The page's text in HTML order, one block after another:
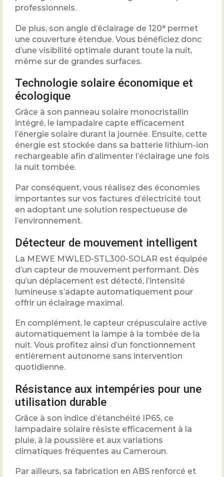
professionnels.
De plus, son angle d’éclairage de 120° permet
une couverture étendue. Vous bénéficiez donc
d’une visibilité optimale durant toute la nuit,
même sur de grandes surfaces.
Technologie solaire économique et
écologique
Grâce à son panneau solaire monocristallin
intégré, le lampadaire capte efficacement
l’énergie solaire durant la journée. Ensuite, cette
énergie est stockée dans sa batterie lithium-ion
rechargeable afin d’alimenter l’éclairage une fois
la nuit tombée.
Par conséquent, vous réalisez des économies
importantes sur vos factures d’électricité tout
en adoptant une solution respectueuse de
l’environnement.
Détecteur de mouvement intelligent
La MEWE MWLED-STL300-SOLAR est équipée
d’un capteur de mouvement performant. Dès
qu’un déplacement est détecté, l’intensité
lumineuse s’adapte automatiquement pour
offrir un éclairage maximal.
En complément, le capteur crépusculaire active
automatiquement la lampe à la tombée de la
nuit. Vous profitez ainsi d’un fonctionnement
entièrement autonome sans intervention
quotidienne.
Résistance aux intempéries pour une
utilisation durable
Grâce à son indice d’étanchéité IP65, ce
lampadaire solaire résiste efficacement à la
pluie, à la poussière et aux variations
climatiques fréquentes au Cameroun.
Par ailleurs, sa fabrication en ABS renforcé et